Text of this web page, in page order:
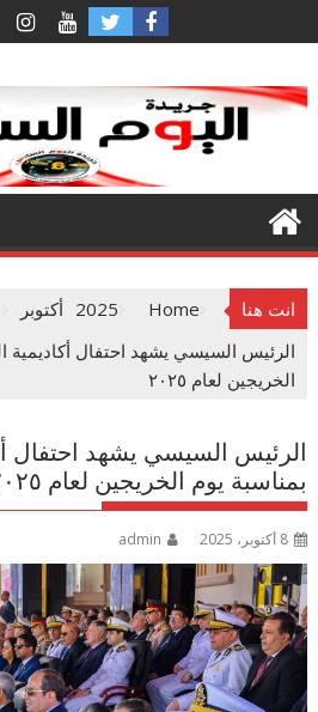
to
انت هنا Home
2025 أكتوبر
الرئيس السيسي يشهد احتفال أكاديمية
الخريجين لعام ٢٠٢٥
الرئيس السيسي يشهد احتفال
بمناسبة يوم الخريجين لعام ٢٠٢٥
8 أكتوبر، 2025 admin